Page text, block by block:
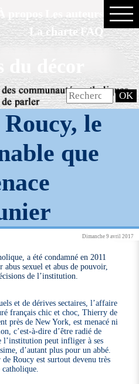
La charte FAQ
du décor
le
que
Dimanche 9 avril 2017
a été condamné en 2011
sexuel et abus de pouvoir,
de l’institution.
et de dérives sectaires, l’affaire
français chic et choc, Thierry de
près de New York, est menacé ni
c’est-à-dire d’être radié de
l’institution peut infliger à ses
d’autant plus pour un abbé.
Roucy est surtout devenu très